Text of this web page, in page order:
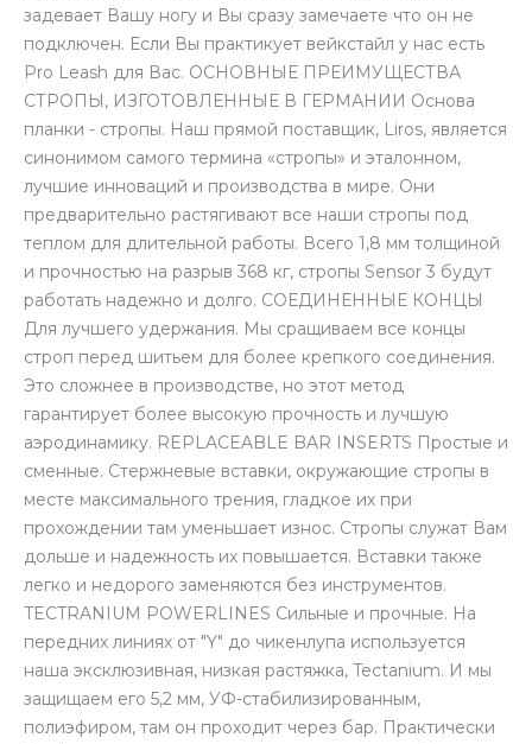
задевает Вашу ногу и Вы сразу замечаете что он не
подключен. Если Вы практикует вейкстайл у нас есть
Pro Leash для Вас. ОСНОВНЫЕ ПРЕИМУЩЕСТВА
СТРОПЫ, ИЗГОТОВЛЕННЫЕ В ГЕРМАНИИ Основа
планки - стропы. Наш прямой поставщик, Liros, является
синонимом самого термина «стропы» и эталонном,
лучшие инноваций и производства в мире. Они
предварительно растягивают все наши стропы под
теплом для длительной работы. Всего 1,8 мм толщиной
и прочностью на разрыв 368 кг, стропы Sensor 3 будут
работать надежно и долго. СОЕДИНЕННЫЕ КОНЦЫ
Для лучшего удержания. Мы сращиваем все концы
строп перед шитьем для более крепкого соединения.
Это сложнее в производстве, но этот метод
гарантирует более высокую прочность и лучшую
аэродинамику. REPLACEABLE BAR INSERTS Простые и
сменные. Стержневые вставки, окружающие стропы в
месте максимального трения, гладкое их при
прохождении там уменьшает износ. Стропы служат Вам
дольше и надежность их повышается. Вставки также
легко и недорого заменяются без инструментов.
TECTRANIUM POWERLINES Сильные и прочные. На
передних линиях от "Y" до чикенлупа используется
наша эксклюзивная, низкая растяжка, Tectanium. И мы
защищаем его 5,2 мм, УФ-стабилизированным,
полиэфиром, там он проходит через бар. Практически